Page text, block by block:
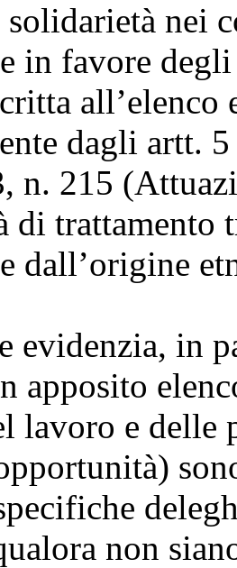
nei
in favore degli
all’elenco
dagli artt.
n. 215
di trattamento
dall’origine
evidenzia, in
apposito
lavoro e delle
non